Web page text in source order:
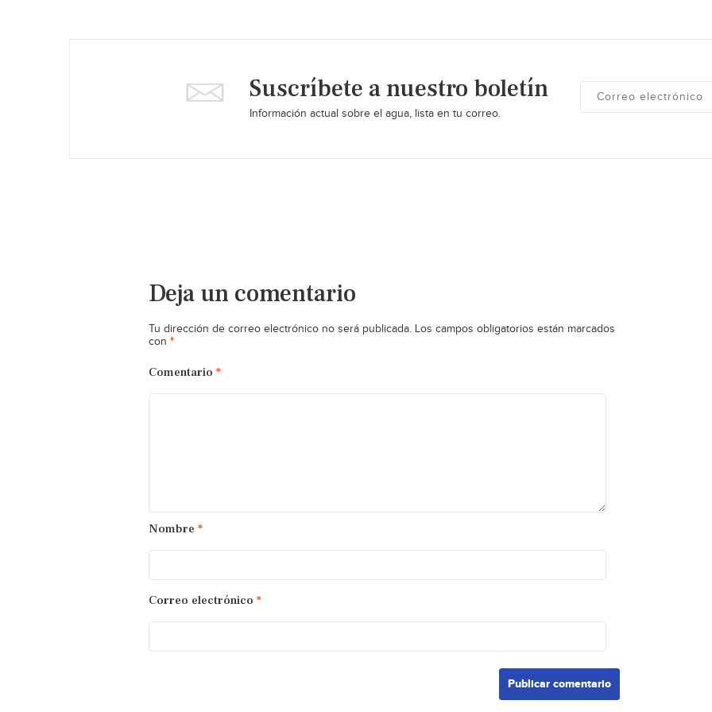
Suscríbete a nuestro boletín
Información actual sobre el agua, lista en tu correo.
Deja un comentario
Tu dirección de correo electrónico no será publicada. Los campos obligatorios están marcados
con *
Comentario *
Nombre *
Correo electrónico *